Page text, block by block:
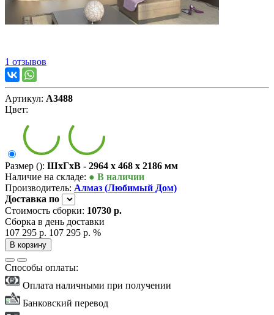
1 отзывов
Артикул: А3488
Цвет:
Размер (): ШxГxВ - 2964 x 468 x 2186 мм
Наличие на складе: ● В наличии
Производитель: Алмаз (Любимый Дом)
Доставка по
Стоимость сборки: 10730 р.
Сборка в день доставки
107 295 р. 107 295 р. %
В корзину
Способы оплаты:
Оплата наличными при получении
Банковский перевод